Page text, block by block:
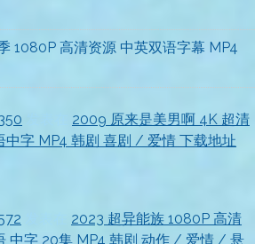
1080P 高清资源 中英双语字幕 MP4
2009 原来是美男啊 4K 超清
中字 MP4 韩剧 喜剧 / 爱情 下载地址
2023 超异能族 1080P 高清
中字 20集 MP4 韩剧 动作 / 爱情 / 悬